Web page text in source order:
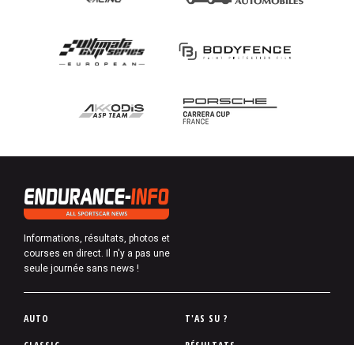
Informations, résultats, photos et
courses en direct. Il n'y a pas une
seule journée sans news !
P
AUTO
T'AS SU ?